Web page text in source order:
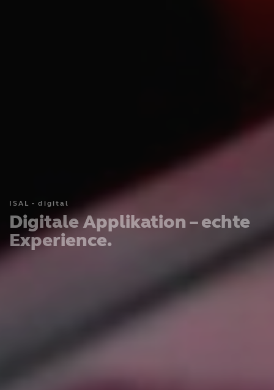
ISAL - digital
Digitale Applikation – echte
Experience.